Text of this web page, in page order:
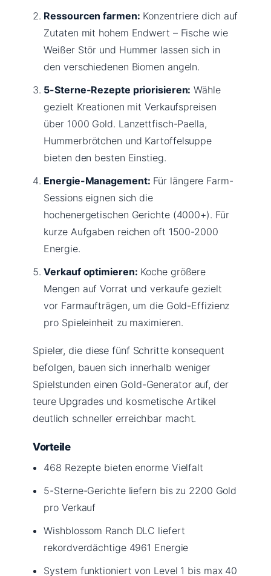
Ressourcen farmen: Konzentriere dich auf
Zutaten mit hohem Endwert – Fische wie
Weißer Stör und Hummer lassen sich in
den verschiedenen Biomen angeln.
5-Sterne-Rezepte priorisieren: Wähle
gezielt Kreationen mit Verkaufspreisen
über 1000 Gold. Lanzettfisch-Paella,
Hummerbrötchen und Kartoffelsuppe
bieten den besten Einstieg.
Energie-Management: Für längere Farm-
Sessions eignen sich die
hochenergetischen Gerichte (4000+). Für
kurze Aufgaben reichen oft 1500-2000
Energie.
Verkauf optimieren: Koche größere
Mengen auf Vorrat und verkaufe gezielt
vor Farmaufträgen, um die Gold-Effizienz
pro Spieleinheit zu maximieren.
Spieler, die diese fünf Schritte konsequent
befolgen, bauen sich innerhalb weniger
Spielstunden einen Gold-Generator auf, der
teure Upgrades und kosmetische Artikel
deutlich schneller erreichbar macht.
Vorteile
468 Rezepte bieten enorme Vielfalt
5-Sterne-Gerichte liefern bis zu 2200 Gold
pro Verkauf
Wishblossom Ranch DLC liefert
rekordverdächtige 4961 Energie
System funktioniert von Level 1 bis max 40